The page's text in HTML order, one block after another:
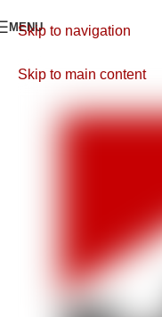
Skip to navigation
Skip to main content
MENU